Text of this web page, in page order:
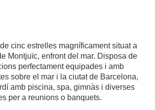
cinc estrelles magníficament situat a
Montjuïc, enfront del mar. Disposa de
perfectament equipades i amb
sobre el mar i la ciutat de Barcelona,
amb piscina, spa, gimnàs i diverses
per a reunions o banquets.